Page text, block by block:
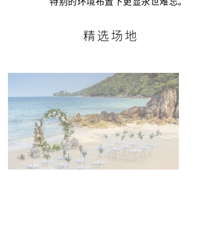
精选场地